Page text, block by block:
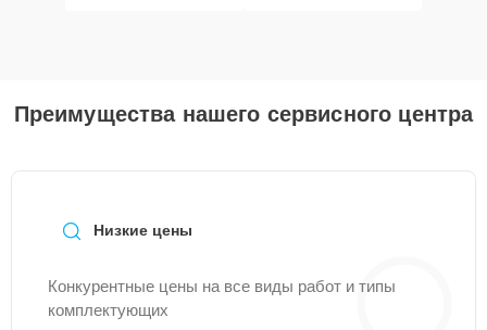
Преимущества нашего сервисного центра
Низкие цены
Конкурентные цены на все виды работ и типы
комплектующих